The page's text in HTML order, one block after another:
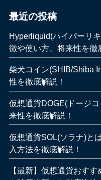
最近の投稿
Hyperliquid(ハイパーリ
徴や使い方、将来性を徹
柴犬コイン(SHIB/Shiba
性を徹底解説！
仮想通貨DOGE(ドージ
来性を徹底解説！
仮想通貨SOL(ソラナ)と
入方法を徹底解説！
【最新】仮想通貨おす